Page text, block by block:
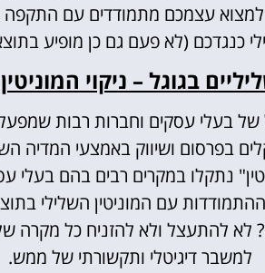
למצוא עצמכם מתמודדים עם
כנגדכם (לא פעם גם כן מופיע
בגוגל – ניקוי
בעלי עסקים וחברות רבות שמפעל
בפרסום ושיווק באמצעי המדיה
נתקלו במקרים רבים בהם בעלי
עם המוניטין השלילי
להתעצל ולא להזניח כל מקרה של
למשבר דיגיטלי ותקשורתי של ממש.